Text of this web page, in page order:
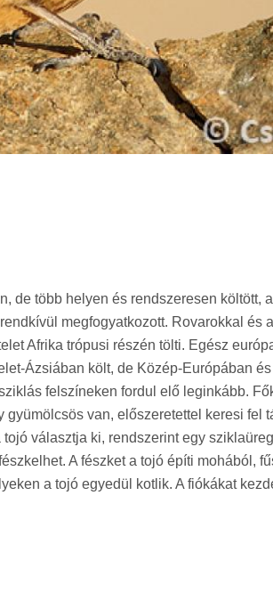
de több helyen és rendszeresen
megfogyatkozott. Rovarokkal
Afrika trópusi részén tölti. Egész
Ázsiában költ, de Közép-Európában
felszíneken fordul elő leginkább.
gyümölcsös van, előszeretettel keresi fel
választja ki, rendszerint egy
A fészket a tojó építi mohából,
a tojó egyedül kotlik. A fiókákat